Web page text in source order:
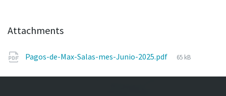
Attachments
Pagos-de-Max-Salas-mes-Junio-2025.pdf
File
65 kB